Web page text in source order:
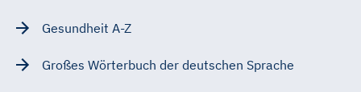
Gesundheit A-Z
Großes Wörterbuch der deutschen Sprache